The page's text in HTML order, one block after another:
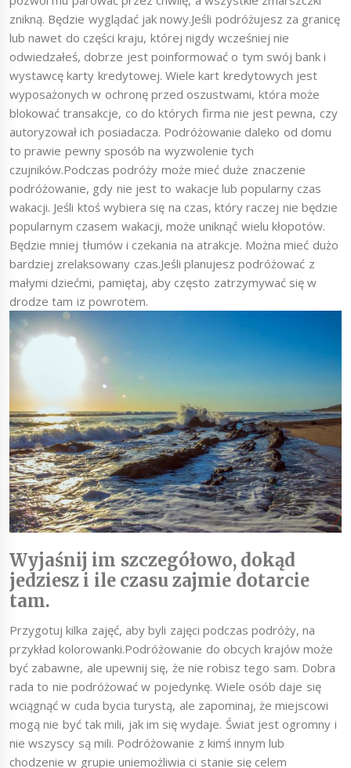
znikną. Będzie wyglądać jak nowy.Jeśli podróżujesz za granicę
lub nawet do części kraju, której nigdy wcześniej nie
odwiedzałeś, dobrze jest poinformować o tym swój bank i
wystawcę karty kredytowej. Wiele kart kredytowych jest
wyposażonych w ochronę przed oszustwami, która może
blokować transakcje, co do których firma nie jest pewna, czy
autoryzował ich posiadacza. Podróżowanie daleko od domu
to prawie pewny sposób na wyzwolenie tych
czujników.Podczas podróży może mieć duże znaczenie
podróżowanie, gdy nie jest to wakacje lub popularny czas
wakacji. Jeśli ktoś wybiera się na czas, który raczej nie będzie
popularnym czasem wakacji, może uniknąć wielu kłopotów.
Będzie mniej tłumów i czekania na atrakcje. Można mieć dużo
bardziej zrelaksowany czas.Jeśli planujesz podróżować z
małymi dziećmi, pamiętaj, aby często zatrzymywać się w
drodze tam iz powrotem.
Wyjaśnij im szczegółowo, dokąd
jedziesz i ile czasu zajmie dotarcie
tam.
Przygotuj kilka zajęć, aby byli zajęci podczas podróży, na
przykład kolorowanki.Podróżowanie do obcych krajów może
być zabawne, ale upewnij się, że nie robisz tego sam. Dobra
rada to nie podróżować w pojedynkę. Wiele osób daje się
wciągnąć w cuda bycia turystą, ale zapominaj, że miejscowi
mogą nie być tak mili, jak im się wydaje. Świat jest ogromny i
nie wszyscy są mili. Podróżowanie z kimś innym lub
chodzenie w grupie uniemożliwia ci stanie się celem